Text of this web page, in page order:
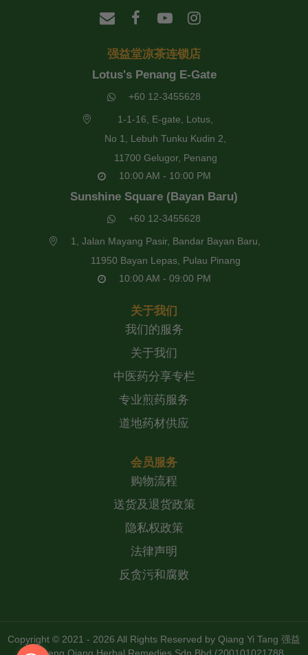
强益堂凉茶连锁店
Lotus's Penang E-Gate
+60 12-3455628
1-1-16, E-gate, Lotus,
No 1, Lebuh Tunku Kudin 2,
11700 Gelugor, Penang
10:00 AM - 10:00 PM
Sunshine Square (Bayan Baru)
+60 12-3455628
1, Jalan Mayang Pasir, Bandar Bayan Baru,
11950 Bayan Lepas, Pulau Pinang
10:00 AM - 09:00 PM
关于我们
我们的服务
关于我们
中医药分享专栏
专业煎药服务
道地药材供应
会员服务
购物流程
送货及退货政策
隐私权政策
法律声明
反贪污和腐败
Copyright © 2021 - 2026 All Rights Reserved by Qiang Yi Tang 强益